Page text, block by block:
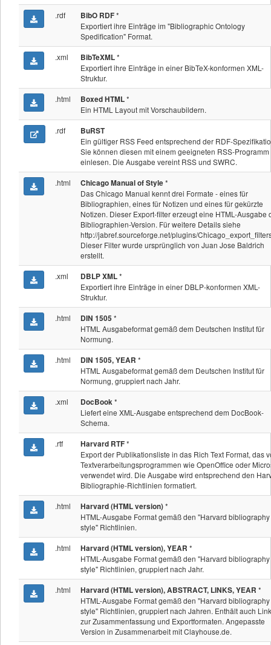
.rdf
BibO RDF*
Exportiert ihre Einträge im "Bibliographic Ontology
Spedification" Format.
.xml
BibTeXML*
Exportiert ihre Einträge in einer BibTeX-konformen XML-
Struktur.
.html
Boxed HTML*
Ein HTML Layout mit Vorschaubildern.
.rdf
BuRST
Ein gültiger RSS Feed entsprechend der RDF-
Sie können diesen mit einem geeigneten RSS-Programm
einlesen. Die Ausgabe vereint RSS und SWRC.
.html
Chicago Manual of Style*
Das Chicago Manual kennt drei Formate - eines für
Bibliographien, eines für Notizen und eines für gekürzte
Notizen. Dieser Export-filter erzeugt eine HTML-Ausgabe
Bibliographien-Version. Für weitere Details siehe
http://jabref.sourceforge.net/plugins/
Dieser Filter wurde ursprünglich von Juan Jose Baldrich
erstellt.
.xml
DBLP XML*
Exportiert ihre Einträge in einer DBLP-konformen XML-
Struktur.
.html
DIN 1505 *
HTML Ausgabeformat gemäß dem Deutschen Institut für
Normung.
.html
DIN 1505, YEAR *
HTML Ausgabeformat gemäß dem Deutschen Institut für
Normung, gruppiert nach Jahr.
.xml
DocBook*
Liefert eine XML-Ausgabe entsprechend dem DocBook-
Schema.
.rtf
Harvard RTF*
Export der Publikationsliste in das Rich Text Format, das
Textverarbeitungsprogrammen wie OpenOffice oder
verwendet wird. Die Ausgabe wird entsprechend den
Bibliographie-Richtlinien formatiert.
.html
Harvard (HTML version)*
HTML-Ausgabe Format gemäß den "Harvard bibliography
style" Richtlinien.
.html
Harvard (HTML version), YEAR *
HTML-Ausgabe Format gemäß den "Harvard bibliography
style" Richtlinien, gruppiert nach Jahr.
.html
Harvard (HTML version), ABSTRACT, LINKS, YEAR *
HTML-Ausgabe Format gemäß den "Harvard bibliography
style" Richtlinien, gruppiert nach Jahren. Enthält auch
zur Zusammenfassung und Exportformaten. Angepasste
Version in Zusammenarbeit mit Clayhouse.de.